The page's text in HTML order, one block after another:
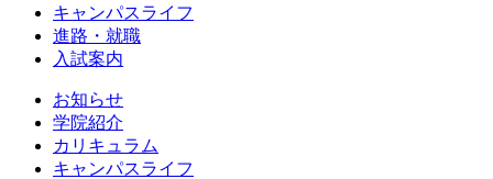
キャンパスライフ
進路・就職
入試案内
お知らせ
学院紹介
カリキュラム
キャンパスライフ